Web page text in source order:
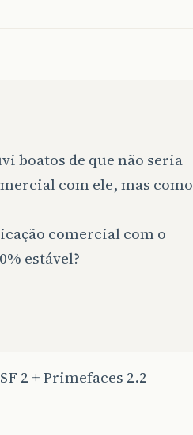
boatos de que não seria
com ele, mas como
comercial com o
estável?
2 + Primefaces 2.2